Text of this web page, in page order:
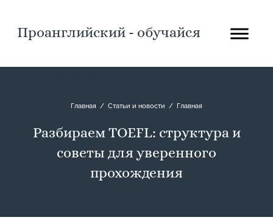
Проанглийский - обучайся
Главная / Статьи и новости / Главная
Разбираем TOEFL: структура и
советы для уверенного
прохождения